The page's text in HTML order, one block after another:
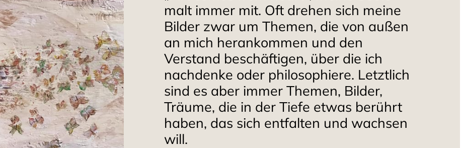
malt immer mit. Oft drehen sich meine
Bilder zwar um Themen, die von außen
an mich herankommen und den
Verstand beschäftigen, über die ich
nachdenke oder philosophiere. Letztlich
sind es aber immer Themen, Bilder,
Träume, die in der Tiefe etwas berührt
haben, das sich entfalten und wachsen
will.